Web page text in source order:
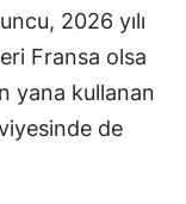
2026 yılı
Fransa olsa
yana kullanan
de